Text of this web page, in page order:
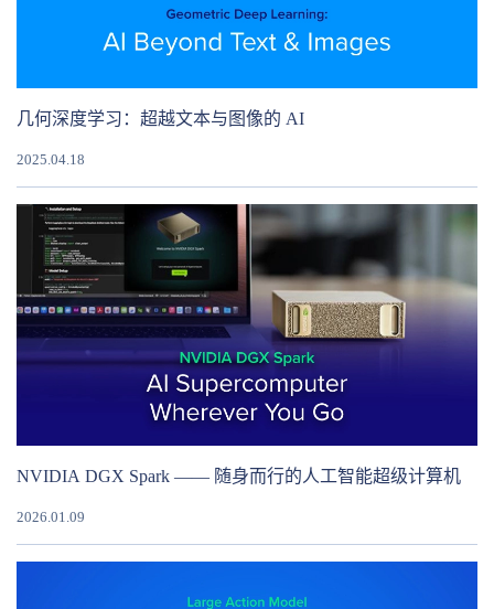
几何深度学习：超越文本与图像的 AI
2025.04.18
NVIDIA DGX Spark —— 随身而行的人工智能超级计算机
2026.01.09